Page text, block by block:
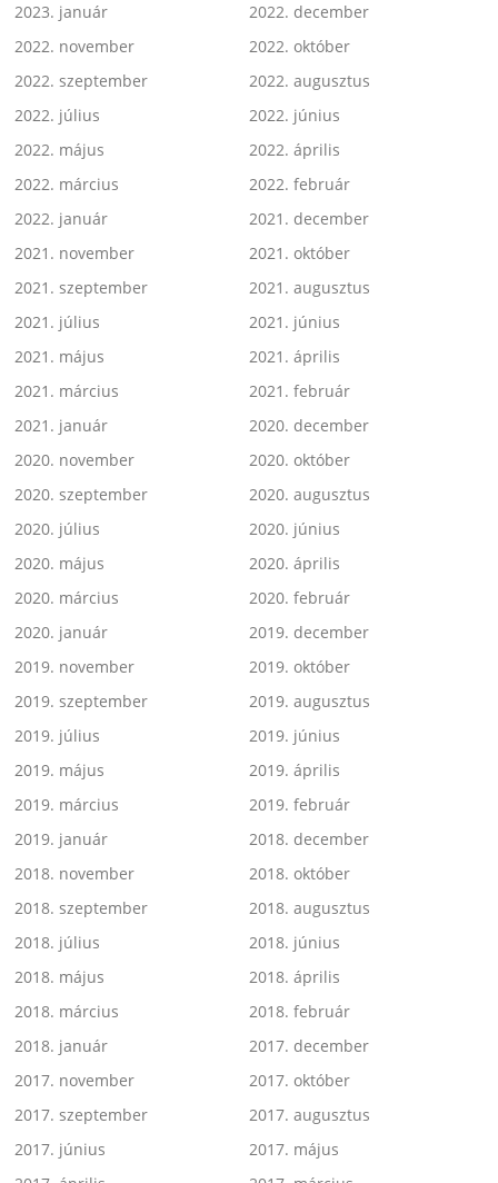
2023. január
2022. december
2022. november
2022. október
2022. szeptember
2022. augusztus
2022. július
2022. június
2022. május
2022. április
2022. március
2022. február
2022. január
2021. december
2021. november
2021. október
2021. szeptember
2021. augusztus
2021. július
2021. június
2021. május
2021. április
2021. március
2021. február
2021. január
2020. december
2020. november
2020. október
2020. szeptember
2020. augusztus
2020. július
2020. június
2020. május
2020. április
2020. március
2020. február
2020. január
2019. december
2019. november
2019. október
2019. szeptember
2019. augusztus
2019. július
2019. június
2019. május
2019. április
2019. március
2019. február
2019. január
2018. december
2018. november
2018. október
2018. szeptember
2018. augusztus
2018. július
2018. június
2018. május
2018. április
2018. március
2018. február
2018. január
2017. december
2017. november
2017. október
2017. szeptember
2017. augusztus
2017. június
2017. május